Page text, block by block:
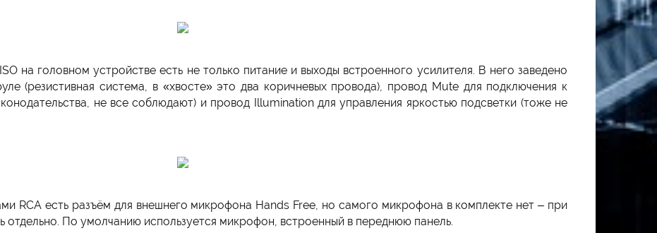
на головном устройстве есть не только питание и выходы встроенного усилителя. В него заведено
(резистивная система, в «хвосте» это два коричневых провода), провод Mute для подключения к
не все соблюдают) и провод Illumination для управления яркостью подсветки (тоже не
RCA есть разъём для внешнего микрофона Hands Free, но самого микрофона в комплекте нет – при
отдельно. По умолчанию используется микрофон, встроенный в переднюю панель.